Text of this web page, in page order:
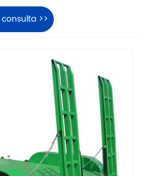
consulta >>